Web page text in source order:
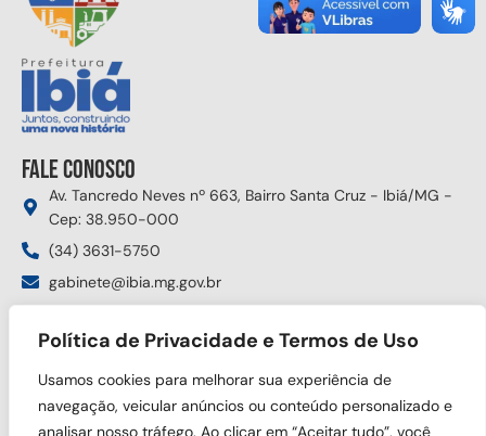
Política de Privacidade e Termos de Uso
Usamos cookies para melhorar sua experiência de
navegação, veicular anúncios ou conteúdo personalizado e
analisar nosso tráfego. Ao clicar em “Aceitar tudo”, você
Fale conosco
Av. Tancredo Neves nº 663, Bairro Santa Cruz - Ibiá/MG -
Cep: 38.950-000
(34) 3631-5750
gabinete@ibia.mg.gov.br